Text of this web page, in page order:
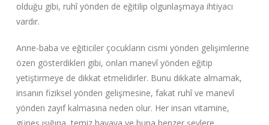
olduğu gibi, ruhî yönden de eğitilip olgunlaşmaya ihtiyacı
vardır.
Anne-baba ve eğiticiler çocukların cismi yönden gelişimlerine
özen gösterdikleri gibi, onları manevî yönden eğitip
yetiştirmeye de dikkat etmelidirler. Bunu dikkate almamak,
insanın fiziksel yönden gelişmesine, fakat ruhî ve manevî
yönden zayıf kalmasına neden olur. Her insan vitamine,